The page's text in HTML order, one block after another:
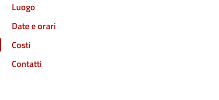
Luogo
Date e orari
Costi
Contatti